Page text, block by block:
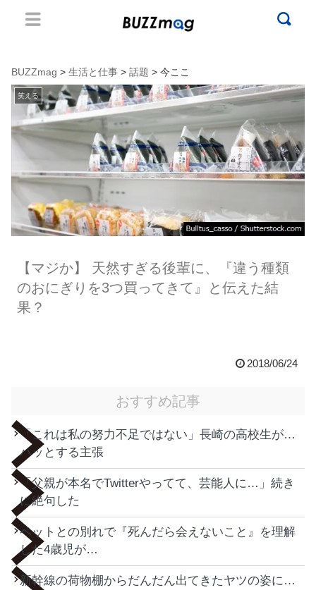
BUZZmag > 生活と仕事 > 話題 > 今ここ
笑える
【マジか】 天然すぎる後輩に、『違う種類
のおにぎりを3つ買ってきて』と伝えた結
果？
2018/06/24
おすすめ記事
「これは私の努力不足ではない」長崎の高校生が…
ハッとする主張
「父親が本名でTwitterやってて、芸能人に…」続き
に絶句した
ペットとの別れで『死んだら会えないこと』を理解
した4歳児が…
新幹線の荷物棚からだんだん出てきたヤツの姿に…